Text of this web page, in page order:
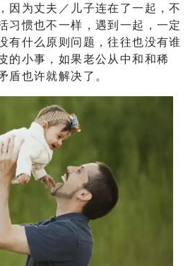
因为丈夫／儿子连在了一起，不
习惯也不一样，遇到一起，一定
有什么原则问题，往往也没有谁
的小事，如果老公从中和和稀
盾也许就解决了。